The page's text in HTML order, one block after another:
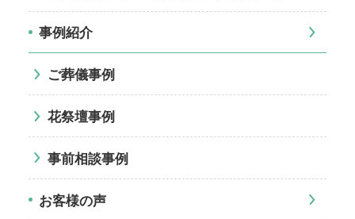
事例紹介
ご葬儀事例
花祭壇事例
事前相談事例
お客様の声